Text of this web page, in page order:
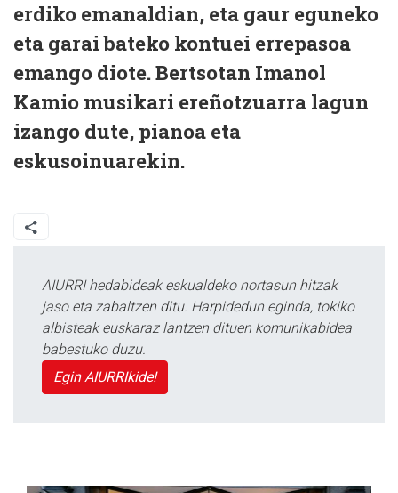
erdiko emanaldian, eta gaur eguneko
eta garai bateko kontuei errepasoa
emango diote. Bertsotan Imanol
Kamio musikari ereñotzuarra lagun
izango dute, pianoa eta
eskusoinuarekin.
AIURRI hedabideak eskualdeko nortasun hitzak
jaso eta zabaltzen ditu. Harpidedun eginda, tokiko
albisteak euskaraz lantzen dituen komunikabidea
babestuko duzu.
Egin AIURRIkide!